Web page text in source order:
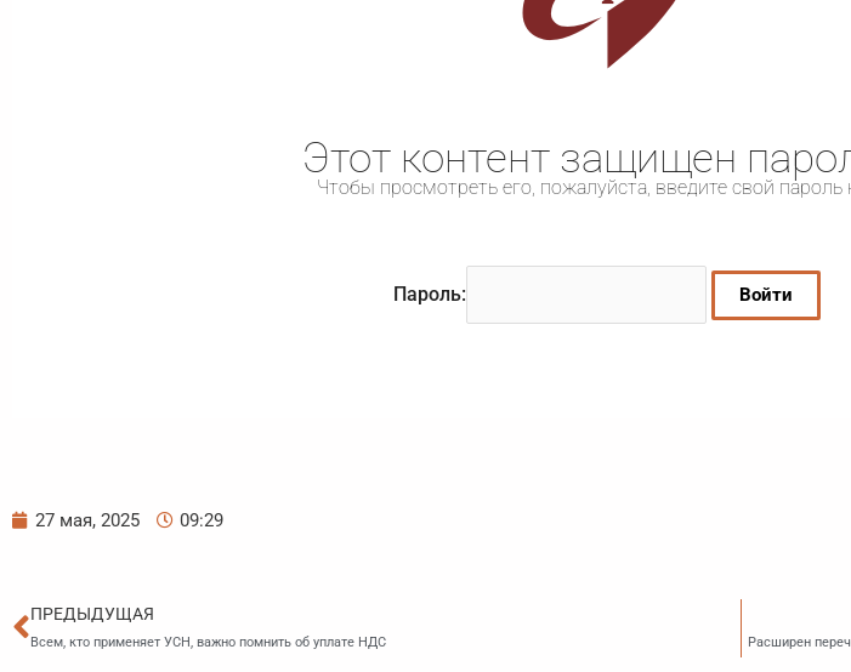
Этот контент защищен
Чтобы просмотреть его, пожалуйста, введите свой пароль
Пароль:
27 мая, 2025 09:29
Пред
ПРЕДЫДУЩАЯ
Всем, кто применяет УСН, важно помнить об уплате НДС Расширен